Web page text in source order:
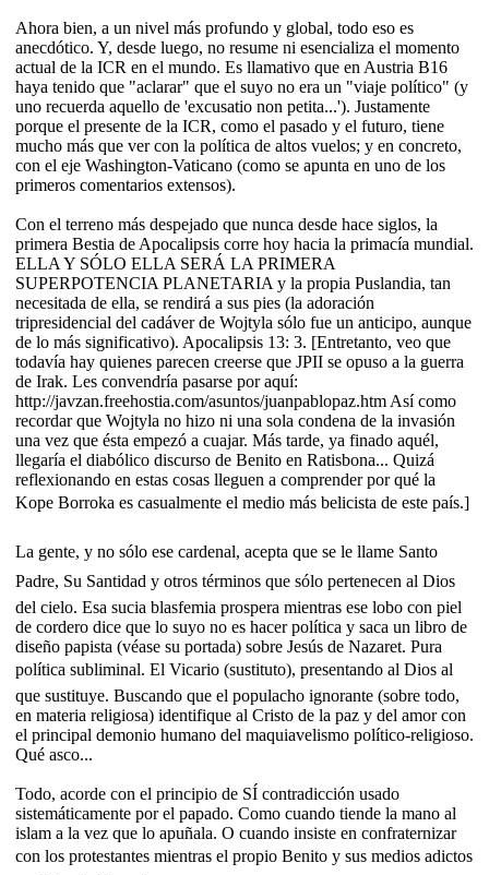
Ahora bien, a un nivel más profundo y global, todo eso es
anecdótico. Y, desde luego, no resume ni esencializa el momento
actual de la ICR en el mundo. Es llamativo que en Austria B16
haya tenido que "aclarar" que el suyo no era un "viaje político" (y
uno recuerda aquello de 'excusatio non petita...'). Justamente
porque el presente de la ICR, como el pasado y el futuro, tiene
mucho más que ver con la política de altos vuelos; y en concreto,
con el eje Washington-Vaticano (como se apunta en uno de los
primeros comentarios extensos).
Con el terreno más despejado que nunca desde hace siglos, la
primera Bestia de Apocalipsis corre hoy hacia la primacía mundial.
ELLA Y SÓLO ELLA SERÁ LA PRIMERA
SUPERPOTENCIA PLANETARIA y la propia Puslandia, tan
necesitada de ella, se rendirá a sus pies (la adoración
tripresidencial del cadáver de Wojtyla sólo fue un anticipo, aunque
de lo más significativo). Apocalipsis 13: 3. [Entretanto, veo que
todavía hay quienes parecen creerse que JPII se opuso a la guerra
de Irak. Les convendría pasarse por aquí:
http://javzan.freehostia.com/asuntos/juanpablopaz.htm Así como
recordar que Wojtyla no hizo ni una sola condena de la invasión
una vez que ésta empezó a cuajar. Más tarde, ya finado aquél,
llegaría el diabólico discurso de Benito en Ratisbona... Quizá
reflexionando en estas cosas lleguen a comprender por qué la
Kope Borroka es casualmente el medio más belicista de este país.]
La gente, y no sólo ese cardenal, acepta que se le llame Santo
Padre, Su Santidad y otros términos que sólo pertenecen al Dios
del cielo. Esa sucia blasfemia prospera mientras ese lobo con piel
de cordero dice que lo suyo no es hacer política y saca un libro de
diseño papista (véase su portada) sobre Jesús de Nazaret. Pura
política subliminal. El Vicario (sustituto), presentando al Dios al
que sustituye. Buscando que el populacho ignorante (sobre todo,
en materia religiosa) identifique al Cristo de la paz y del amor con
el principal demonio humano del maquiavelismo político-religioso.
Qué asco...
Todo, acorde con el principio de SÍ contradicción usado
sistemáticamente por el papado. Como cuando tiende la mano al
islam a la vez que lo apuñala. O cuando insiste en confraternizar
con los protestantes mientras el propio Benito y sus medios adictos